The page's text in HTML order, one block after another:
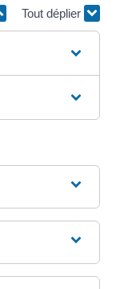
Tout déplier